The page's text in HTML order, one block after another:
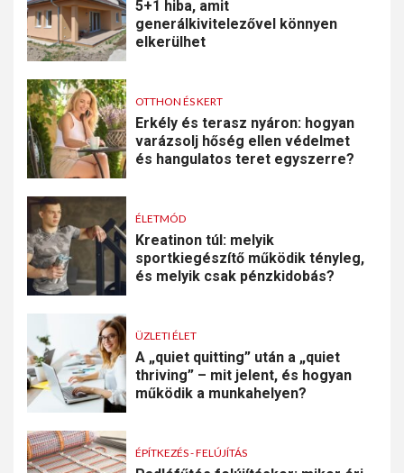
5+1 hiba, amit
generálkivitelezővel könnyen
elkerülhet
OTTHON ÉS KERT
Erkély és terasz nyáron: hogyan
varázsolj hőség ellen védelmet
és hangulatos teret egyszerre?
ÉLETMÓD
Kreatinon túl: melyik
sportkiegészítő működik tényleg,
és melyik csak pénzkidobás?
ÜZLETI ÉLET
A „quiet quitting” után a „quiet
thriving” – mit jelent, és hogyan
működik a munkahelyen?
ÉPÍTKEZÉS - FELÚJÍTÁS